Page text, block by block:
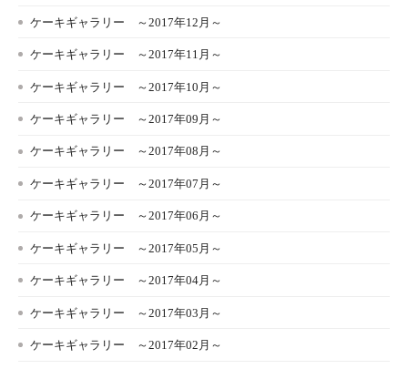
ケーキギャラリー ～2017年12月～
ケーキギャラリー ～2017年11月～
ケーキギャラリー ～2017年10月～
ケーキギャラリー ～2017年09月～
ケーキギャラリー ～2017年08月～
ケーキギャラリー ～2017年07月～
ケーキギャラリー ～2017年06月～
ケーキギャラリー ～2017年05月～
ケーキギャラリー ～2017年04月～
ケーキギャラリー ～2017年03月～
ケーキギャラリー ～2017年02月～